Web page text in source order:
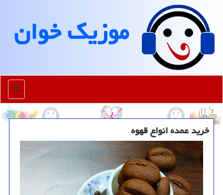
موزیك خوان
منو
خرید عمده انواع قهوه